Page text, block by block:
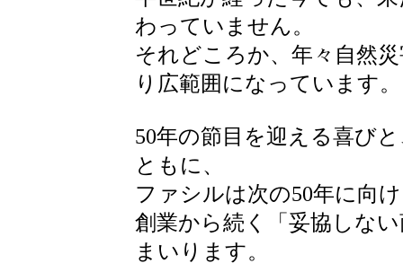
わっていません。
それどころか、年々自然
り広範囲になっています。
50年の節目を迎える喜び
ともに、
ファシルは次の50年に向
創業から続く「妥協しな
まいります。